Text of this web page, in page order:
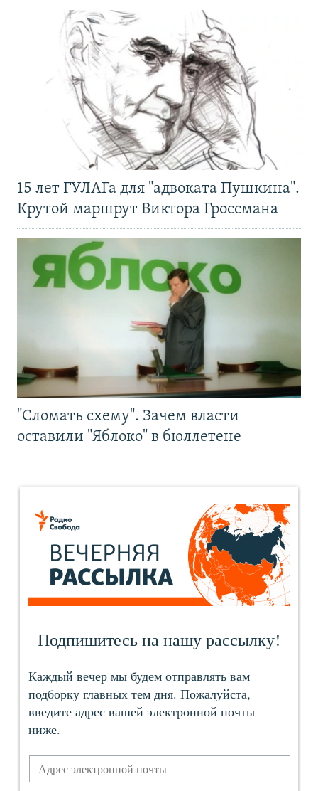
15 лет ГУЛАГа для "адвоката Пушкина".
Крутой маршрут Виктора Гроссмана
"Сломать схему". Зачем власти
оставили "Яблоко" в бюллетене